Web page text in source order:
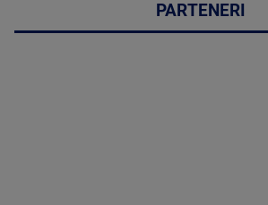
PARTENERI